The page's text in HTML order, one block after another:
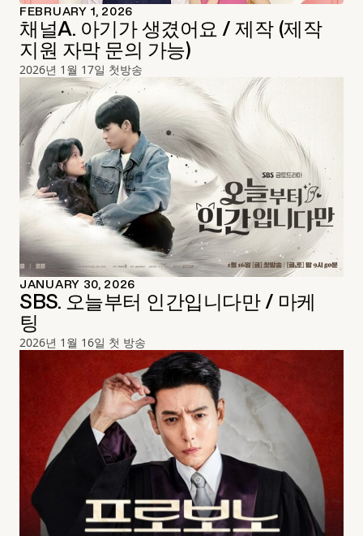
FEBRUARY 1, 2026
채널A. 아기가 생겼어요 / 제작 (제작
지원 자막 문의 가능)
2026년 1월 17일 첫방송
JANUARY 30, 2026
SBS. 오늘부터 인간입니다만 / 마케
팅
2026년 1월 16일 첫 방송